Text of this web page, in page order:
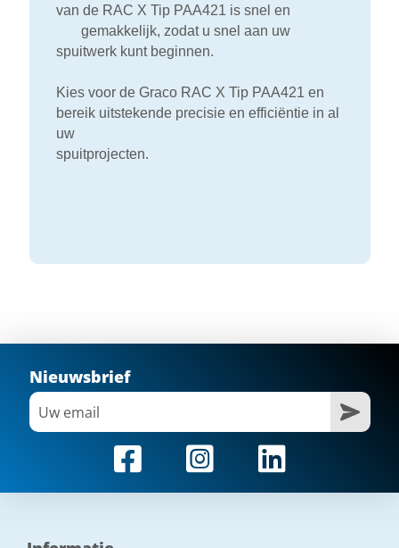
van de RAC X Tip PAA421 is snel en
gemakkelijk, zodat u snel aan uw
spuitwerk kunt beginnen.
Kies voor de Graco RAC X Tip PAA421 en
bereik uitstekende precisie en efficiëntie in al
uw
spuitprojecten.
Nieuwsbrief